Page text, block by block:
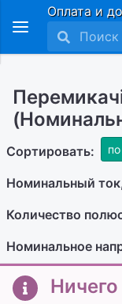
Оплата и
Сортировать:
Номинальный
Количество
Номинальное